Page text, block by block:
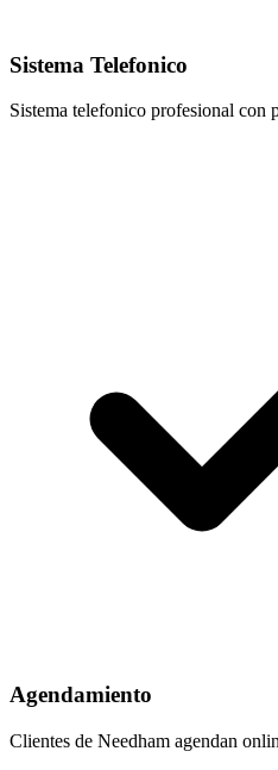
Sistema Telefonico
Sistema telefonico profesional con
Agendamiento
Clientes de Needham agendan